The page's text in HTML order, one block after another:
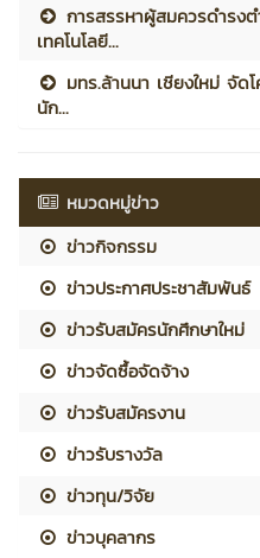
การสรรหาผู้สมควรดำรง
เทคโนโลยี...
มทร.ล้านนา เชียงใหม่ จั
นัก...
หมวดหมู่ข่าว
ข่าวกิจกรรม
ข่าวประกาศประชาสัมพันธ์
ข่าวรับสมัครนักศึกษาใหม่
ข่าวจัดซื้อจัดจ้าง
ข่าวรับสมัครงาน
ข่าวรับรางวัล
ข่าวทุน/วิจัย
ข่าวบุคลากร